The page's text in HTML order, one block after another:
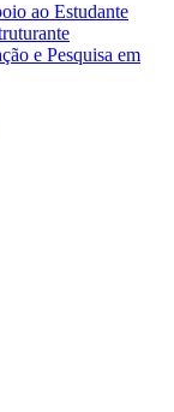
ao Estudante
e Pesquisa em